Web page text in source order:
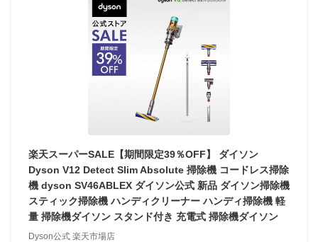
楽天スーパーSALE【期間限定39％OFF】 ダイソン
Dyson V12 Detect Slim Absolute 掃除機 コードレス掃除
機 dyson SV46ABLEX ダイソン公式 新品 ダイソン掃除機
スティック掃除機 ハンディクリーナー ハンディ掃除機 軽
量 掃除機ダイソン スタンド付き 充電式 掃除機ダイソン
Dyson公式 楽天市場店